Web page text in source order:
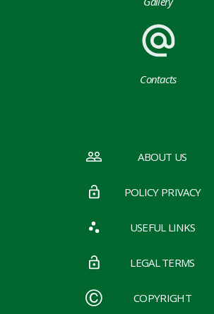
Contacts
ABOUT US
POLICY PRIVACY
USEFUL LINKS
LEGAL TERMS
COPYRIGHT